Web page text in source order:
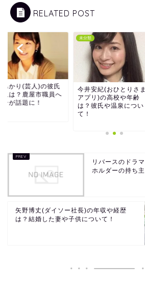
RELATED POST
あかり(芸人)の彼氏
収は？鹿屋市職員へ
身が話題に！
未分類
今井安紀(おひとりさま
アプリ)の高校や年齢
は？彼氏や温泉につい
て！
リバースのドラ
ホルダーの持ち主
矢野博丈(ダイソー社長)の年収や経歴
は？結婚した妻や子供について！